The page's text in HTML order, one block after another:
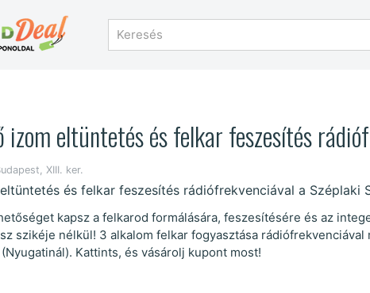
eltüntetés és felkar feszesítés
XIII. ker.
kapsz a felkarod formálására, feszesítésére és az
szikéje nélkül! 3 alkalom felkar fogyasztása rádiófrekvenciával
Kattints, és vásárolj kupont most!